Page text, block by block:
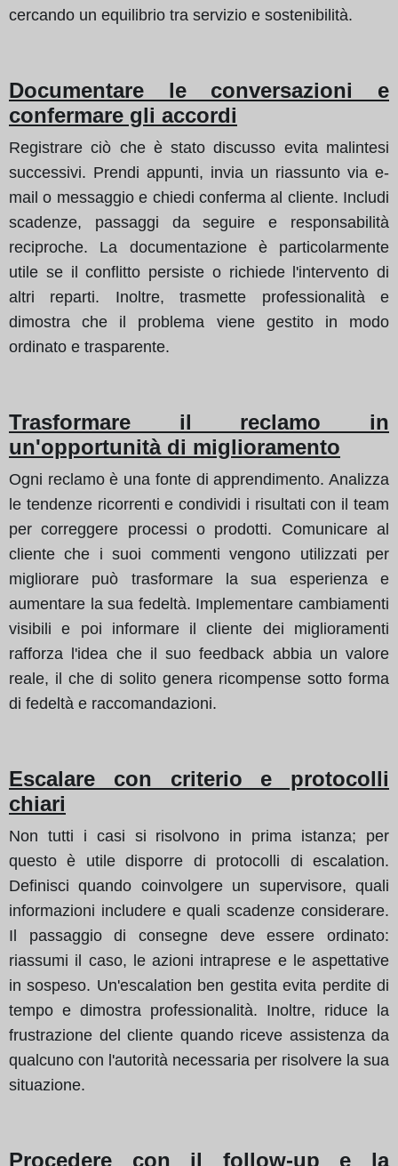
cercando un equilibrio tra servizio e sostenibilità.
Documentare le conversazioni e
confermare gli accordi
Registrare ciò che è stato discusso evita malintesi
successivi. Prendi appunti, invia un riassunto via e-
mail o messaggio e chiedi conferma al cliente. Includi
scadenze, passaggi da seguire e responsabilità
reciproche. La documentazione è particolarmente
utile se il conflitto persiste o richiede l'intervento di
altri reparti. Inoltre, trasmette professionalità e
dimostra che il problema viene gestito in modo
ordinato e trasparente.
Trasformare il reclamo in
un'opportunità di miglioramento
Ogni reclamo è una fonte di apprendimento. Analizza
le tendenze ricorrenti e condividi i risultati con il team
per correggere processi o prodotti. Comunicare al
cliente che i suoi commenti vengono utilizzati per
migliorare può trasformare la sua esperienza e
aumentare la sua fedeltà. Implementare cambiamenti
visibili e poi informare il cliente dei miglioramenti
rafforza l'idea che il suo feedback abbia un valore
reale, il che di solito genera ricompense sotto forma
di fedeltà e raccomandazioni.
Escalare con criterio e protocolli
chiari
Non tutti i casi si risolvono in prima istanza; per
questo è utile disporre di protocolli di escalation.
Definisci quando coinvolgere un supervisore, quali
informazioni includere e quali scadenze considerare.
Il passaggio di consegne deve essere ordinato:
riassumi il caso, le azioni intraprese e le aspettative
in sospeso. Un'escalation ben gestita evita perdite di
tempo e dimostra professionalità. Inoltre, riduce la
frustrazione del cliente quando riceve assistenza da
qualcuno con l'autorità necessaria per risolvere la sua
situazione.
Procedere con il follow-up e la